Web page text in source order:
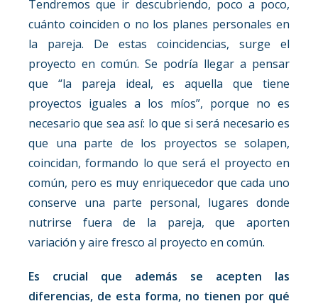
Tendremos que ir descubriendo, poco a poco,
cuánto coinciden o no los planes personales en
la pareja. De estas coincidencias, surge el
proyecto en común. Se podría llegar a pensar
que “la pareja ideal, es aquella que tiene
proyectos iguales a los míos”, porque no es
necesario que sea así: lo que si será necesario es
que una parte de los proyectos se solapen,
coincidan, formando lo que será el proyecto en
común, pero es muy enriquecedor que cada uno
conserve una parte personal, lugares donde
nutrirse fuera de la pareja, que aporten
variación y aire fresco al proyecto en común.
Es crucial que además se acepten las
diferencias, de esta forma, no tienen por qué